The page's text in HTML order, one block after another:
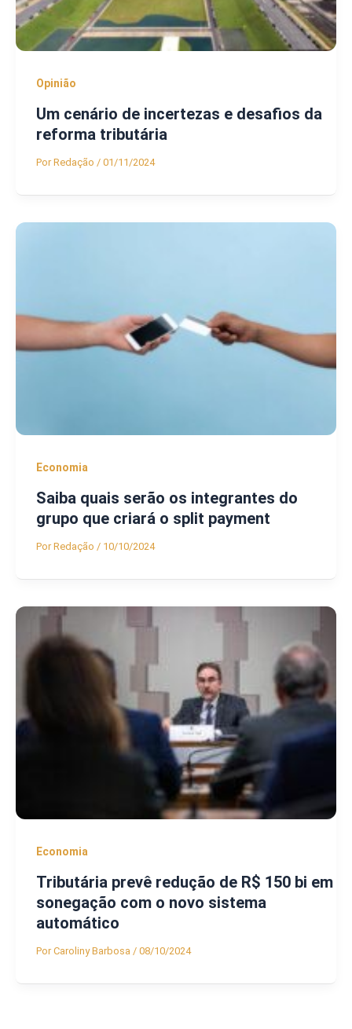
Opinião
Um cenário de incertezas e desafios da
reforma tributária
PorRedação / 01/11/2024
Economia
Saiba quais serão os integrantes do
grupo que criará o split payment
PorRedação / 10/10/2024
Economia
Tributária prevê redução de R$ 150 bi em
sonegação com o novo sistema
automático
PorCaroliny Barbosa / 08/10/2024